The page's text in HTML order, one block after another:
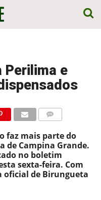
Perilima e
faz mais parte do
de Campina Grande.
no boletim
sexta-feira. Com
oficial de Birungueta